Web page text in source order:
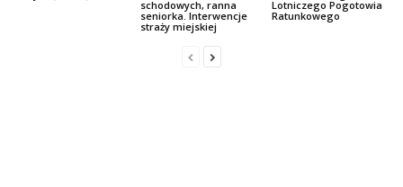
schodowych, ranna
seniorka. Interwencje
straży miejskiej
Lotniczego Pogotowia
Ratunkowego